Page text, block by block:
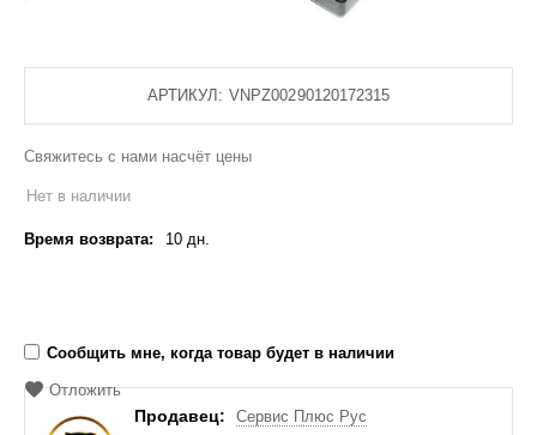
АРТИКУЛ: VNPZ00290120172315
Свяжитесь с нами насчёт цены
Нет в наличии
Время возврата: 10 дн.
Сообщить мне, когда товар будет в наличии
Отложить
Продавец:
Сервис Плюс Рус